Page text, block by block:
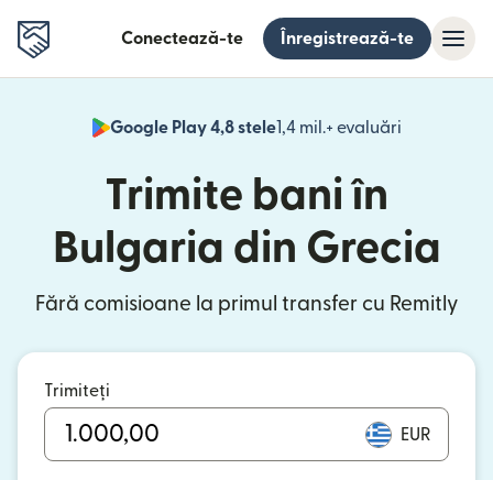
Conectează-te Înregistrează-te
Google Play 4,8 stele1,4 mil.+ evaluări
(se
Trimite bani în
Bulgaria din Grecia
Fără comisioane la primul transfer cu Remitly
Trimiteți
EUR